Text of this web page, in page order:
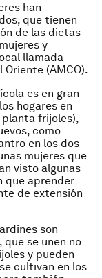
han
que tienen
de las dietas
y
llamada
Oriente (AMCO).
es en gran
hogares en
planta frijoles),
como
en los dos
mujeres que
visto algunas
que aprender
de extensión
son
se unen no
y pueden
cultivan en los